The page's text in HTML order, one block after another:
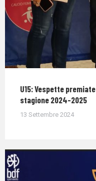
U15: Vespette
stagione 2024-2025
13 Settembre 2024